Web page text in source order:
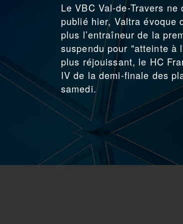
Le VBC Val-de-Travers
publié hier, Valtra évoque
plus l’entraîneur de la
suspendu pour "atteinte à
plus réjouissant, le HC
IV de la demi-finale des
samedi.